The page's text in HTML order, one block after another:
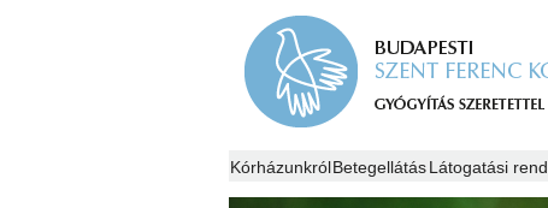
KórházunkrólBetegellátásLátogatási rend